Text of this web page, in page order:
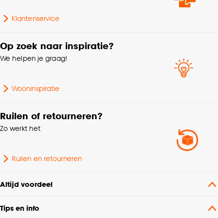
Breedte
Lengte
Klantenservice
Op zoek naar inspiratie?
We helpen je graag!
Wooninspiratie
Ruilen of retourneren?
Zo werkt het
Ruilen en retourneren
Altijd voordeel
Tips en info